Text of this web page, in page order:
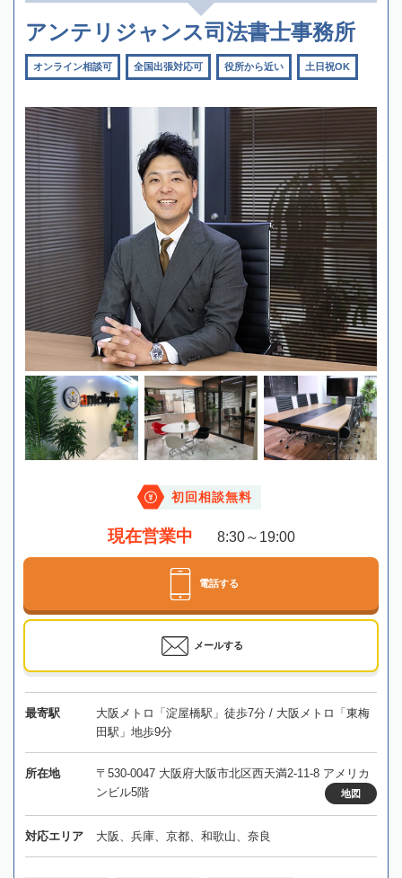
アンテリジャンス司法書士事務所
オンライン相談可 全国出張対応可 役所から近い 土日祝OK
初回相談無料
現在営業中 8:30～19:00
電話する
メールする
最寄駅
大阪メトロ「淀屋橋駅」徒歩7分 / 大阪メトロ「東梅
田駅」地歩9分
所在地
〒530-0047 大阪府大阪市北区西天満2-11-8 アメリカ
ンビル5階
地図
対応エリア 大阪、兵庫、京都、和歌山、奈良